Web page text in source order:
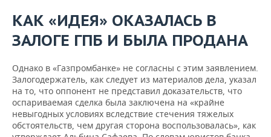
КАК «ИДЕЯ» ОКАЗАЛАСЬ В
ЗАЛОГЕ ГПБ И БЫЛА ПРОДАНА
Однако в «Газпромбанке» не согласны с этим заявлением.
Залогодержатель, как следует из материалов дела, указал
на то, что оппонент не представил доказательств, что
оспариваемая сделка была заключена на «крайне
невыгодных условиях вследствие стечения тяжелых
обстоятельств, чем другая сторона воспользовалась», как